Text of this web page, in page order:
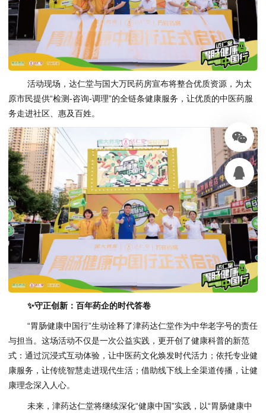
活动现场，达仁堂与国大万民药房宣布将整合优质资源，为太
原市民提供“检测-咨询-调理”的全链条健康服务，让优质的中医药服
务走进社区、惠及百姓。
✨守正创新：百年药企的时代答卷
“胃肠健康中国行”生动诠释了津药达仁堂作为中华老字号的责任
与担当。这场活动不仅是一次公益实践，更开创了健康科普的新范
式：通过沉浸式互动体验，让中医药文化焕发时代活力；依托专业健
康服务，让传统智慧走进现代生活；借助线下线上全渠道传播，让健
康理念深入人心。
未来，津药达仁堂将继续深化“健康中国”实践，以“胃肠健康中